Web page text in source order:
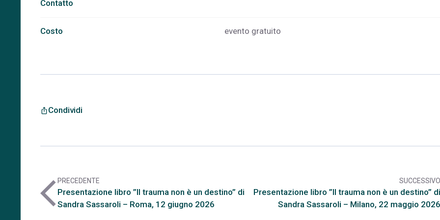
Contatto
Costo evento gratuito
ios_shareCondividi
arrow_back_iosPRECEDENTE
Presentazione libro ”Il trauma non è un destino” di
Sandra Sassaroli – Roma, 12 giugno 2026
SUCCESSIVO
Presentazione libro ”Il trauma non è un destino” di
Sandra Sassaroli – Milano, 22 maggio 2026